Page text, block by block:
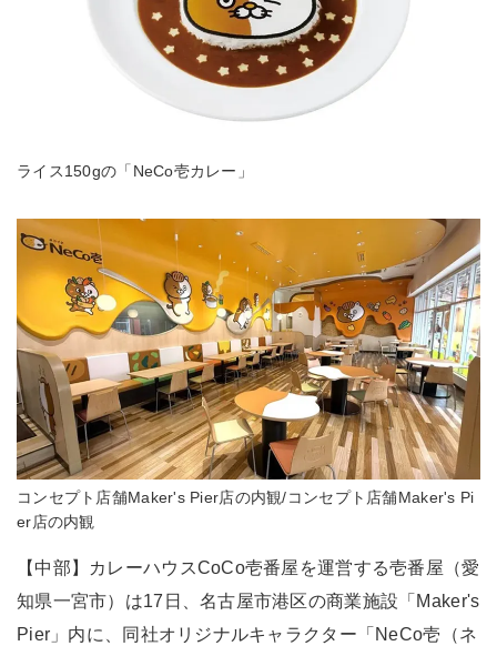
ライス150gの「NeCo壱カレー」
コンセプト店舗Maker's Pier店の内観/コンセプト店舗Maker's Pi
er店の内観
【中部】カレーハウスCoCo壱番屋を運営する壱番屋（愛
知県一宮市）は17日、名古屋市港区の商業施設「Maker's
Pier」内に、同社オリジナルキャラクター「NeCo壱（ネ